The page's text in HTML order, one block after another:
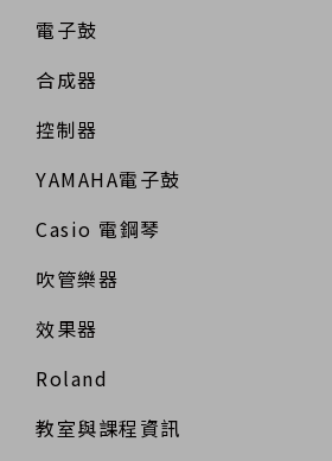
電子鼓
合成器
控制器
YAMAHA電子鼓
Casio 電鋼琴
吹管樂器
效果器
Roland
教室與課程資訊